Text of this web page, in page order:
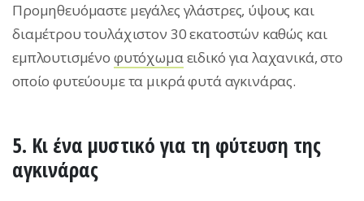
Προμηθευόμαστε μεγάλες γλάστρες, ύψους και
διαμέτρου τουλάχιστον 30 εκατοστών καθώς και
εμπλουτισμένο φυτόχωμαειδικό για λαχανικά, στο
οποίο φυτεύουμε τα μικρά φυτά αγκινάρας.
5. Κι ένα μυστικό για τη φύτευση της
αγκινάρας